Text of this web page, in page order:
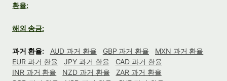
환율:
해외 송금:
과거 환율: AUD 과거 환율 GBP 과거 환율
MXN 과거 환율
EUR 과거 환율
JPY 과거 환율
CAD 과거 환율
INR 과거 환율
NZD 과거 환율
ZAR 과거 환율